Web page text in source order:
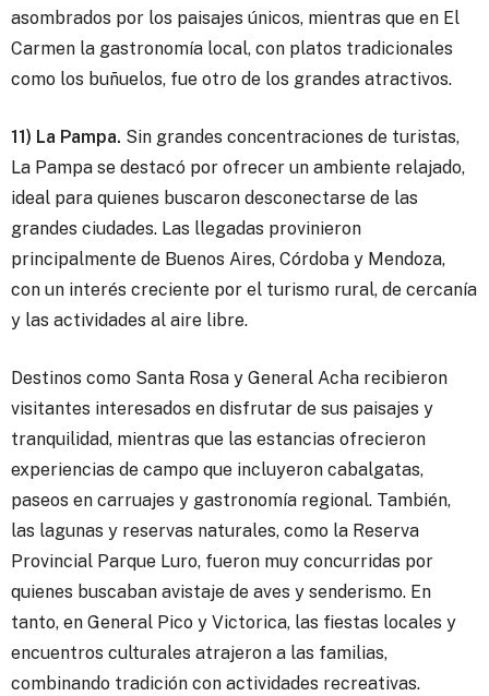
asombrados por los paisajes únicos, mientras que en El
Carmen la gastronomía local, con platos tradicionales
como los buñuelos, fue otro de los grandes atractivos.
11) La Pampa. Sin grandes concentraciones de turistas,
La Pampa se destacó por ofrecer un ambiente relajado,
ideal para quienes buscaron desconectarse de las
grandes ciudades. Las llegadas provinieron
principalmente de Buenos Aires, Córdoba y Mendoza,
con un interés creciente por el turismo rural, de cercanía
y las actividades al aire libre.
Destinos como Santa Rosa y General Acha recibieron
visitantes interesados en disfrutar de sus paisajes y
tranquilidad, mientras que las estancias ofrecieron
experiencias de campo que incluyeron cabalgatas,
paseos en carruajes y gastronomía regional. También,
las lagunas y reservas naturales, como la Reserva
Provincial Parque Luro, fueron muy concurridas por
quienes buscaban avistaje de aves y senderismo. En
tanto, en General Pico y Victorica, las fiestas locales y
encuentros culturales atrajeron a las familias,
combinando tradición con actividades recreativas.